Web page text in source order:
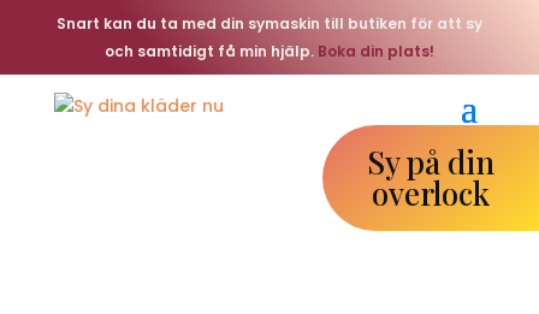
Snart kan du ta med din symaskin till butiken för att sy
och samtidigt få min hjälp. Boka din plats!
Sy på din
overlock